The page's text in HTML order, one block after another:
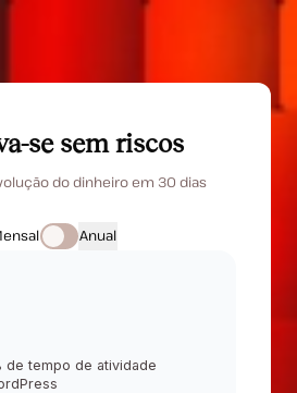
se sem riscos
do dinheiro em 30 dias
Anual
de tempo de atividade